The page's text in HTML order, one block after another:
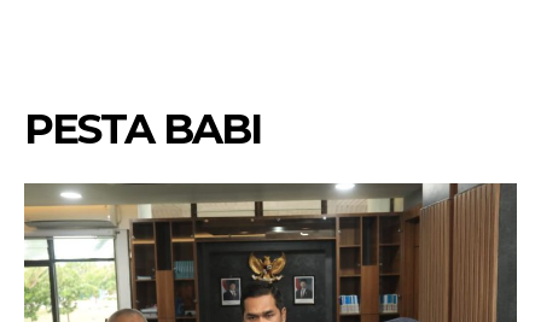
PESTA BABI